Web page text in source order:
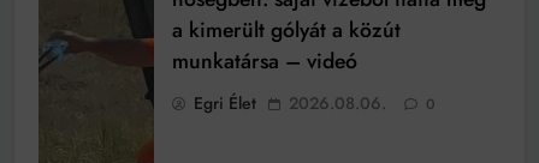
a kimerült gólyát a közút
munkatársa – videó
Egri Élet 2026.08.06. 0